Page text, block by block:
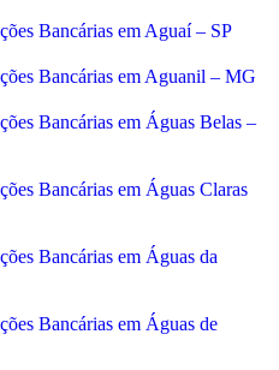
Bancárias em Aguaí – SP
Bancárias em Aguanil – MG
Bancárias em Águas Belas –
Bancárias em Águas Claras
Bancárias em Águas da
Bancárias em Águas de